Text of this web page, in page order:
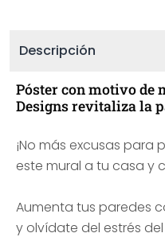
Descripción
Póster con motivo de
Designs revitaliza la
¡No más excusas para
este mural a tu casa y
Aumenta tus paredes
y olvídate del estrés